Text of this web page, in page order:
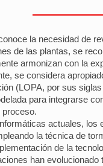
la necesidad de
de las plantas, se
armonizan con la
se considera
(LOPA, por sus
para integrarse
proceso.
actuales,
la técnica de
de la
han